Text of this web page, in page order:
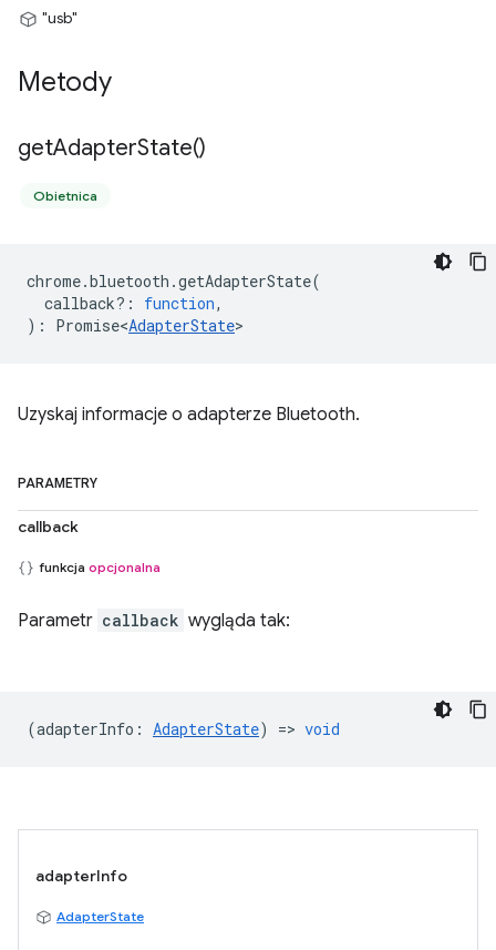
"usb"
Metody
getAdapterState()
Obietnica
chrome.bluetooth .getAdapterState(
callback? : function,
) : Promise<AdapterState>
Uzyskaj informacje o adapterze Bluetooth.
PARAMETRY
callback
funkcja opcjonalna
Parametr callback wygląda tak:
(adapterInfo : AdapterState) => void
adapterInfo
AdapterState